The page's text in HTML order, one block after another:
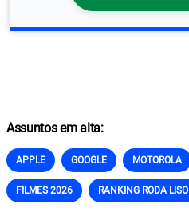
Assuntos em alta:
APPLE GOOGLE MOTOROLA
FILMES 2026 RANKING RODA LISO